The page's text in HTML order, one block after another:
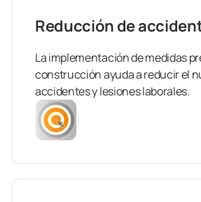
Reducción de
La implementación de medidas
construcción ayuda a reducir el
accidentes y lesiones laborales.